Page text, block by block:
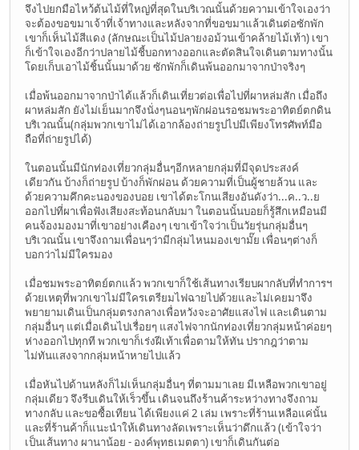
จึงไปยกมือไหว้ต้นไม้ที่ใหญ่ที่สุดในบริเวณนั้นด้วยความเข้าใจเองว่า
จะต้องขอขมาเจ้าที่เจ้าทางและหลังจากที่ขอขมาแล้วเดินต่อซักพัก
เขาก็เห็นไม้สีแดง (ลักษณะเป็นไม้ปลายงอม้วนเข้าคล้ายไม้เท้า) เขา
ก็เข้าใจเองอีกว่าปลายไม้ชี้บอกทางออกและตัดสินใจเดินตามทางนั้น
โดยเก็บเอาไม้ชิ้นนั้นมาด้วย ซักพักก็เดินพ้นออกมาจากป่าจริงๆ
เมื่อพ้นออกมาจากป่าได้แล้วก็เดินเที่ยวต่อเพื่อไปที่ผาหล่มสัก เมื่อถึง
ผาหล่มสัก ยังไม่เย็นมากจึงนั่งๆนอนๆพักผ่อนรอชมพระอาทิตย์ตกดิน
บริเวณนั้น(กลุ่มพวกเขาไม่ได้เอากล้องถ่ายรูปไปมีเพียงโทรศัพท์มือ
ถือที่ถ่ายรูปได้)
ในตอนนั้นมีนักท่องเที่ยวกลุ่มอื่นๆอีกหลายกลุ่มที่มีจุดประสงค์
เดียวกัน บ้างก็ถ่ายรูป บ้างก็พักผ่อน ด้วยความที่เป็นผู้ชายล้วน และ
ด้วยความคึกคะนองของบอย เขาได้ตะโกนเสียงอันดังว่า...ค..ว..ย
ออกไปที่ผาเพื่อฟังเสียงสะท้อนกลับมา ในตอนนั้นบอยก็รู้สึกเหมือนมี
คนจ้องมองมาที่เขาอย่างเคืองๆ เขาเข้าใจว่าเป็นวัยรุ่นกลุ่มอื่นๆ
บริเวณนั้น เขาจึงถามเพื่อนๆว่ามีกลุ่มไหนมองเขามั๊ย เพื่อนๆต่างก็
บอกว่าไม่มีใครมอง
เมื่อชมพระอาทิตย์ตกแล้ว พวกเขาก็ใช้เส้นทางเรียบผากลับที่ทำการฯ
ด้วยเหตุที่พวกเขาไม่มีใครเตรียมไฟฉายไปด้วยและไม่เคยมาจึง
พยายามเดินเป็นกลุ่มตรงกลางเพื่อหวังจะอาศัยแสงไฟ และเดินตาม
กลุ่มอื่นๆ แต่เมื่อเดินไปเรื่อยๆ แสงไฟจากนักท่องเที่ยวกลุ่มหน้าค่อยๆ
ห่างออกไปทุกที พวกเขาก็เร่งฝีเท้าเพื่อตามให้ทัน ปรากฎว่าตาม
ไม่ทันแสงจากกลุ่มหน้าหายไปแล้ว
เมื่อหันไปด้านหลังก็ไม่เห็นกลุ่มอื่นๆ ที่ตามมาเลย มีเหลือพวกเขาอยู่
กลุ่มเดียว จึงรีบเดินให้เร็วขึ้น เดินจนถึงร้านค้าระหว่างทางจึงถาม
ทางกลับ และขอซื้อเทียน ได้เพียงแค่ 2 เล่ม เพราะที่ร้านเหลือแค่นั้น
และที่ร้านค้าก็แนะนำให้เดินทางลัดเพราะเห็นว่าดึกแล้ว (เข้าใจว่า
เป็นเส้นทาง ผานาน้อย - องค์พุทธเมตตา) เขาก็เดินกันต่อ